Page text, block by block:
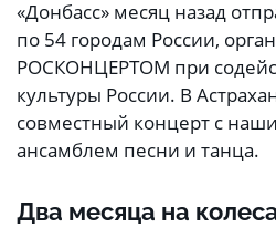
«Донбасс» месяц назад
по 54 городам России,
РОСКОНЦЕРТОМ при
культуры России. В
совместный концерт с
ансамблем песни и танца.
Два месяца на